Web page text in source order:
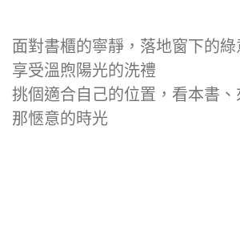
面對書櫃的寧靜，落地窗下的
享受溫煦陽光的洗禮
挑個適合自己的位置，看本書
那愜意的時光